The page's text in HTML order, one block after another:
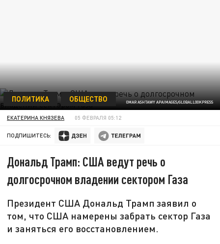
OMAR ASHTAWY APAIMAGES/GLOBALLOOKPRESS
ПОЛИТИКА ОБЩЕСТВО
ЕКАТЕРИНА КНЯЗЕВА 05 ФЕВРАЛЯ 05:12
ПОДПИШИТЕСЬ:
Дональд Трамп: США ведут речь о
долгосрочном владении сектором Газа
Президент США Дональд Трамп заявил о
том, что США намерены забрать сектор Газа
и заняться его восстановлением.